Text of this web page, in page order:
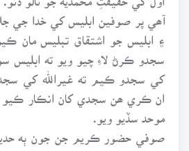
آھي پر صوفين ابليس کي خدا جي
۽ ابليس جو اشتقاق تبليس مان
سجدو ڪرڻ لاءِ چيو ويو ته ابليس
کي سجدو ڪيم ته غيرالله کي
ان ڪري ھن سجدي کان انڪار ڪيو
موحد سڏيو ويو.
صوفي حضور ڪريم جن جون ٻه